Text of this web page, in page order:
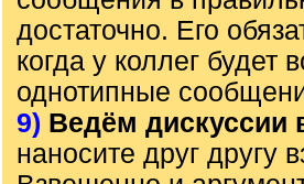
достаточно. Его
когда у коллег будет
однотипные
9) Ведём дискуссии
наносите друг другу